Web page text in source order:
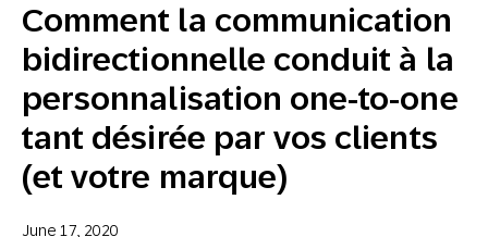
Comment la communication
bidirectionnelle conduit à la
personnalisation one-to-one
tant désirée par vos clients
(et votre marque)
June 17, 2020